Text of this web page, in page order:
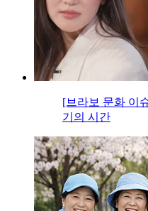
[브라보 문화 이
기의 시간